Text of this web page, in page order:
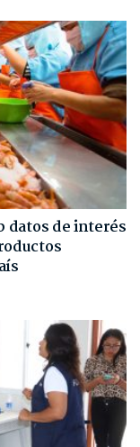
datos de interés